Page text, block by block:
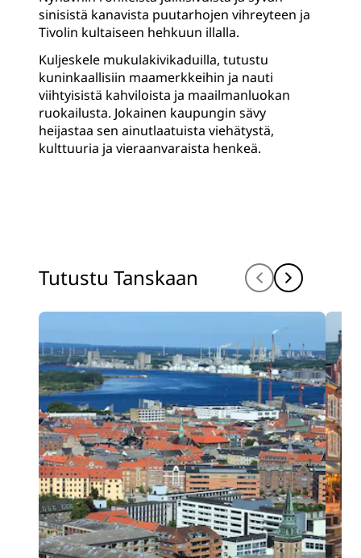
sinisistä kanavista puutarhojen vihreyteen ja
Tivolin kultaiseen hehkuun illalla.
Kuljeskele mukulakivikaduilla, tutustu
kuninkaallisiin maamerkkeihin ja nauti
viihtyisistä kahviloista ja maailmanluokan
ruokailusta. Jokainen kaupungin sävy
heijastaa sen ainutlaatuista viehätystä,
kulttuuria ja vieraanvaraista henkeä.
Tutustu Tanskaan